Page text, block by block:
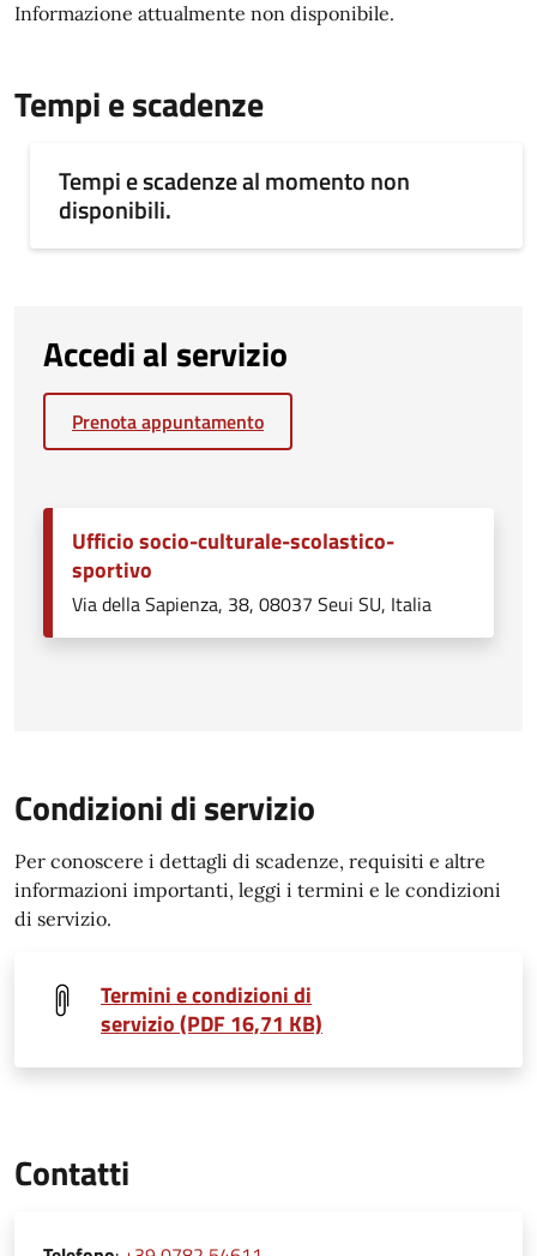
Informazione attualmente non disponibile.
Tempi e scadenze
Tempi e scadenze al momento non
disponibili.
Accedi al servizio
Prenota appuntamento
Ufficio socio-culturale-scolastico-
sportivo
Via della Sapienza, 38, 08037 Seui SU, Italia
Condizioni di servizio
Per conoscere i dettagli di scadenze, requisiti e altre
informazioni importanti, leggi i termini e le condizioni
di servizio.
Termini e condizioni di
servizio (PDF 16,71 KB)
Contatti